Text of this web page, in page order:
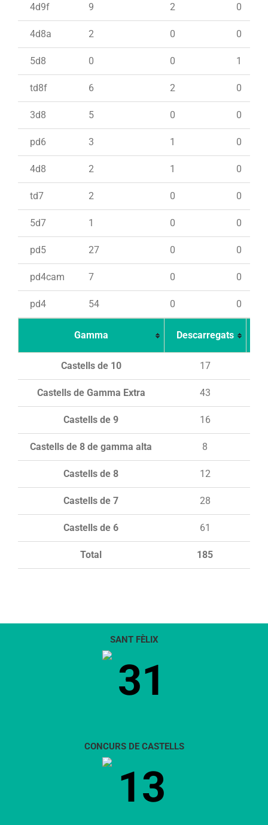
4d9f 9 2 0
4d8a 2 0 0
5d8 0 0 1
td8f 6 2 0
3d8 5 0 0
pd6 3 1 0
4d8 2 1 0
td7 2 0 0
5d7 1 0 0
pd5 27 0 0
pd4cam 7 0 0
pd4 54 0 0
Gamma Descarregats
Total 185
Castells de 10 17
Castells de Gamma Extra 43
Castells de 9 16
Castells de 8 de gamma alta 8
Castells de 8 12
Castells de 7 28
Castells de 6 61
SANT FÈLIX
31
CONCURS DE CASTELLS
13